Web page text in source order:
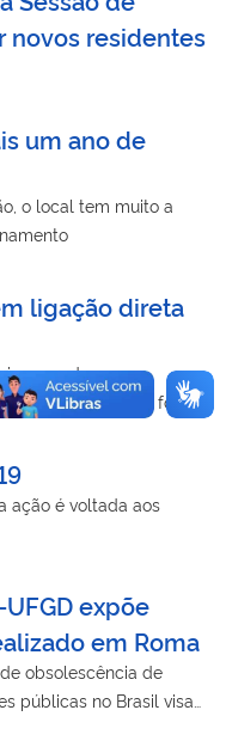
novos residentes
um ano de
o local tem muito a
ligação direta
curado
da instituição e foi
ação é voltada aos
expõe
em Roma
obsolescência de
públicas no Brasil visa